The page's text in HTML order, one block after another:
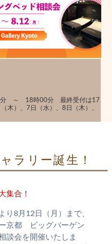
分 ～ 18時00分 最終受付は17
木）、7日（水）、8日（木）、
ラリー誕生！
集合！
8月12日（月）まで、
京都 ビッグバーゲン
談会を開催いたしま